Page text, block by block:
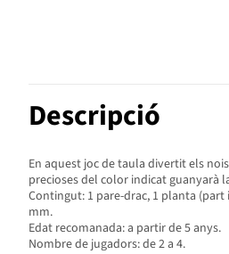
Descripció
En aquest joc de taula divertit els
precioses del color indicat guanyarà
Contingut: 1 pare-drac, 1 planta (part
mm.
Edat recomanada: a partir de 5 anys.
Nombre de jugadors: de 2 a 4.